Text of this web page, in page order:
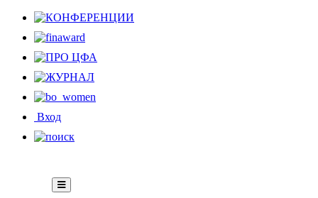
Вход